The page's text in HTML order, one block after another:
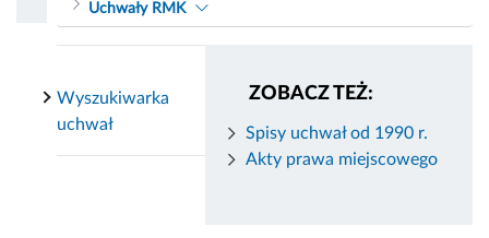
Uchwały RMK
ZOBACZ TEŻ:
Spisy uchwał od 1990 r.
Akty prawa miejscowego
Wyszukiwarka
uchwał